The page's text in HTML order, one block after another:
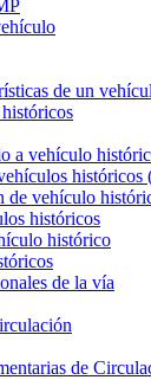
de un
a vehículo
históricos
de vehículo
históricos
histórico
de la vía
de